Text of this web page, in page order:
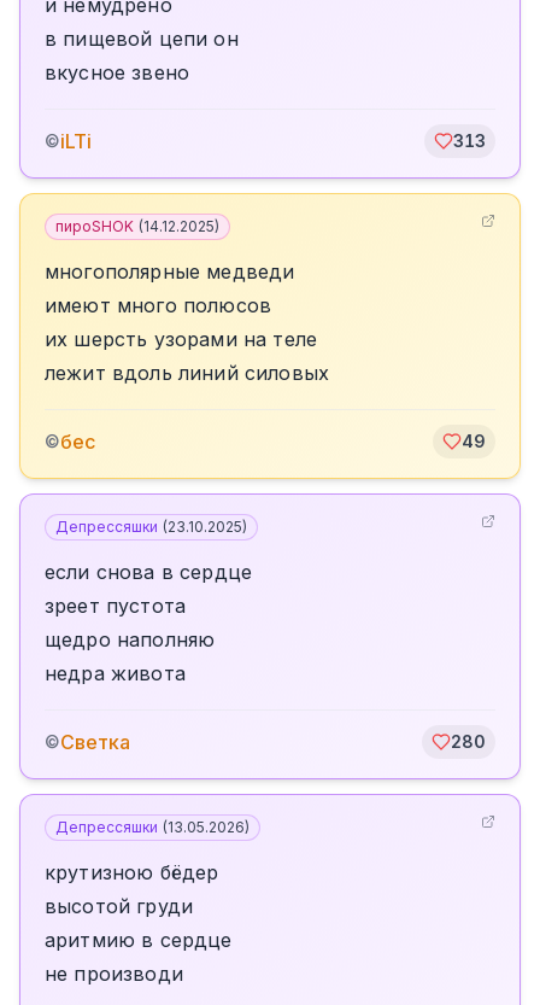
и немудрено
в пищевой цепи он
вкусное звено
©iLTi 313
пироSHOK (14.12.2025)
многополярные медведи
имеют много полюсов
их шерсть узорами на теле
лежит вдоль линий силовых
©бес 49
Депрессяшки (23.10.2025)
если снова в сердце
зреет пустота
щедро наполняю
недра живота
©Светка 280
Депрессяшки (13.05.2026)
крутизною бёдер
высотой груди
аритмию в сердце
не производи